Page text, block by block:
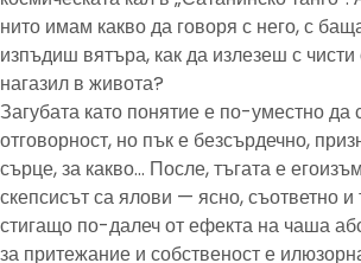
нито имам какво да говоря с него, с
изпъдиш вятъра, как да излезеш с чисти
нагазил в живота?
Загубата като понятие е по-уместно да
отговорност, но пък е безсърдечно,
сърце, за какво… После, тъгата е
скепсисът са ялови — ясно, съответно
стигащо по-далеч от ефекта на чаша
за притежание и собственост е